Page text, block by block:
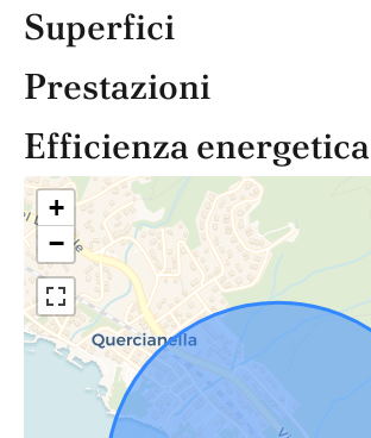
Superfici
Prestazioni
Efficienza energetica
+
−